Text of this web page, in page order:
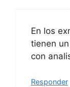
En los
tienen
con
Responder